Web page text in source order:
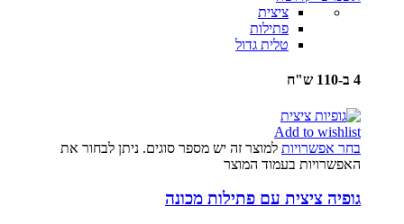
ציצית
פתילות
טלית גדול
4 ב-110 ש"ח
Add to wishlist
בחר אפשרויות למוצר זה יש מספר סוגים. ניתן לבחור את
האפשרויות בעמוד המוצר
גופיה ציצית עם פתילות מכונה